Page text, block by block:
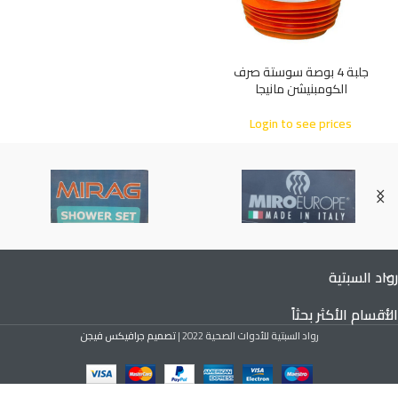
جلبة 4 بوصة سوستة صرف
الكومبنيشن مانيجا
Login to see prices
رواد السبتية
الأقسام الأكثر بحثاً
رواد السبتية للأدوات الصحية2022 | تصميم جرافيكس فيجن